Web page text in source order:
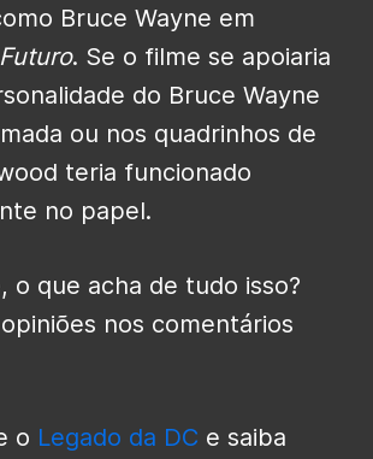
Bruce Wayne em
. Se o filme se apoiaria
do Bruce Wayne
ou nos quadrinhos de
teria funcionado
no papel.
o que acha de tudo isso?
nos comentários
o Legado da DC e saiba